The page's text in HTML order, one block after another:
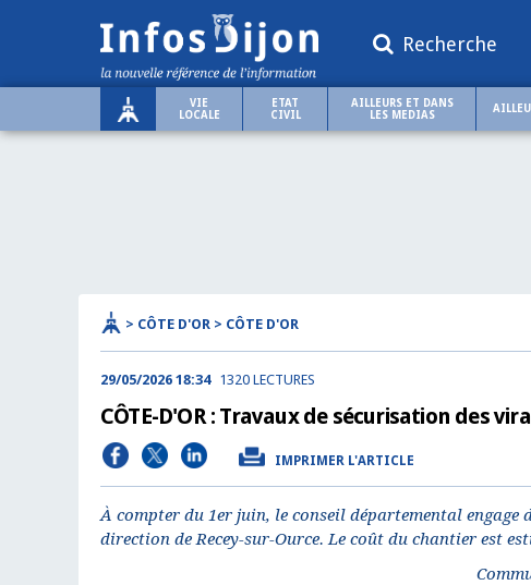
Recherche
VIE
LOCALE
ETAT
CIVIL
AILLEURS ET DANS
LES MEDIAS
> CÔTE D'OR > CÔTE D'OR
29/05/2026 18:34 1320 LECTURES
CÔTE-D'OR : Travaux de sécurisation des
IMPRIMER L'ARTICLE
À compter du 1er juin, le conseil départemental
direction de Recey-sur-Ource. Le coût du chantier est